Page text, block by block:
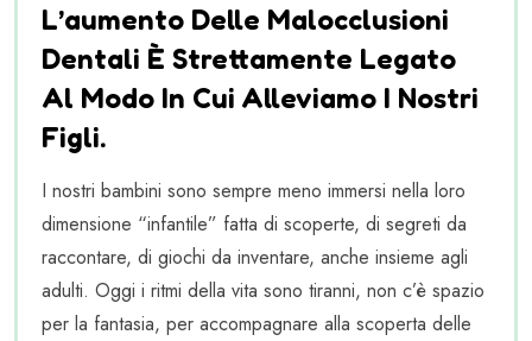
L’aumento Delle Malocclusioni
Dentali È Strettamente Legato
Al Modo In Cui Alleviamo I Nostri
Figli.
I nostri bambini sono sempre meno immersi nella loro
dimensione “infantile” fatta di scoperte, di segreti da
raccontare, di giochi da inventare, anche insieme agli
adulti. Oggi i ritmi della vita sono tiranni, non c’è spazio
per la fantasia, per accompagnare alla scoperta delle